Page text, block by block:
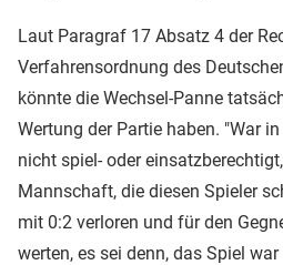
Laut Paragraf 17 Absatz 4 der
Verfahrensordnung des
könnte die Wechsel-Panne
Wertung der Partie haben. "War
nicht spiel- oder
Mannschaft, die diesen Spieler
mit 0:2 verloren und für den
werten, es sei denn, das Spiel